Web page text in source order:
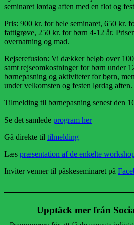
seminaret lørdag aften med en flot og
Pris: 900 kr. for hele seminaret, 650 kr.
fattigrøve, 250 kr. for børn 4-12 år.
overnatning og mad.
Rejserefusion: Vi dækker beløb over
samt rejseomkostninger for børn under
børnepasning og aktiviteter for børn,
under velkomsten og festen lørdag aften.
Tilmelding til børnepasning senest den
Se det samlede program her
Gå direkte til tilmelding
Læs præsentation af de enkelte
Inviter venner til påskeseminaret på
Upptäck mer från